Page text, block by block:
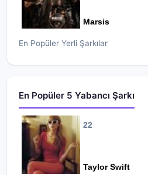
Marsis
En Popüler Yerli Şarkılar
En Popüler 5 Yabancı Şarkı
22
Taylor Swift